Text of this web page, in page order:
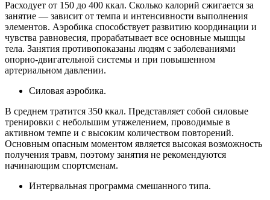
Расходует от 150 до 400 ккал. Сколько калорий сжигается за
занятие — зависит от темпа и интенсивности выполнения
элементов. Аэробика способствует развитию координации и
чувства равновесия, прорабатывает все основные мышцы
тела. Занятия противопоказаны людям с заболеваниями
опорно-двигательной системы и при повышенном
артериальном давлении.
Силовая аэробика.
В среднем тратится 350 ккал. Представляет собой силовые
тренировки с небольшим утяжелением, проводимые в
активном темпе и с высоким количеством повторений.
Основным опасным моментом является высокая возможность
получения травм, поэтому занятия не рекомендуются
начинающим спортсменам.
Интервальная программа смешанного типа.